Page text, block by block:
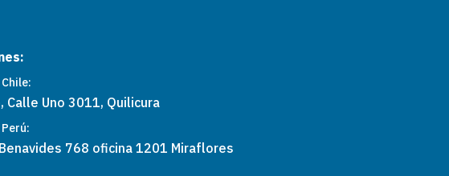
Calle Uno 3011, Quilicura
768 oficina 1201 Miraflores